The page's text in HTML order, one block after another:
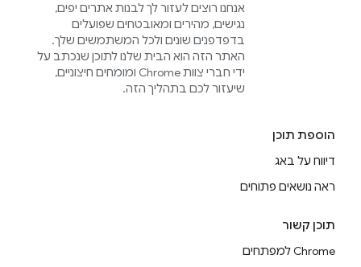
אנחנו רוצים לעזור לך לבנות אתרים יפים,
נגישים, מהירים ומאובטחים שפועלים
בדפדפנים שונים ולכל המשתמשים שלך.
האתר הזה הוא הבית שלנו לתוכן שנכתב על
ידי חברי צוות Chrome ומומחים חיצוניים,
שיעזור לכם בתהליך הזה.
הוספת תוכן
דיווח על באג
ראה נושאים פתוחים
תוכן קשור
Chrome למפתחים